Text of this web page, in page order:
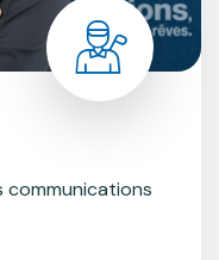
communications